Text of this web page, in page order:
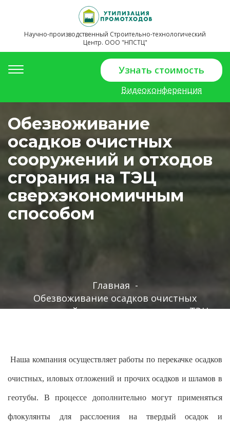
Научно-производственный Строительно-технологический
Центр. ООО "НПСТЦ"
Узнать стоимость
Видеоконференция
Toggle
Обезвоживание
осадков очистных
сооружений и отходов
сгорания на ТЭЦ
сверхэкономичным
способом
Главная -
Обезвоживание осадков очистных
сооружений и отходов сгорания на ТЭЦ
Наша компания осуществляет работы по перекачке осадков
очистных, иловых отложений и прочих осадков и шламов в
геотубы. В процессе дополнительно могут применяться
флокулянты для расслоения на твердый осадок и